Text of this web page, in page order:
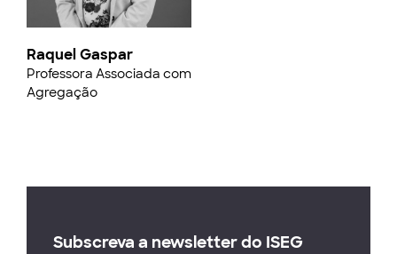
Raquel Gaspar
Professora Associada com
Agregação
Subscreva a newsletter do ISEG